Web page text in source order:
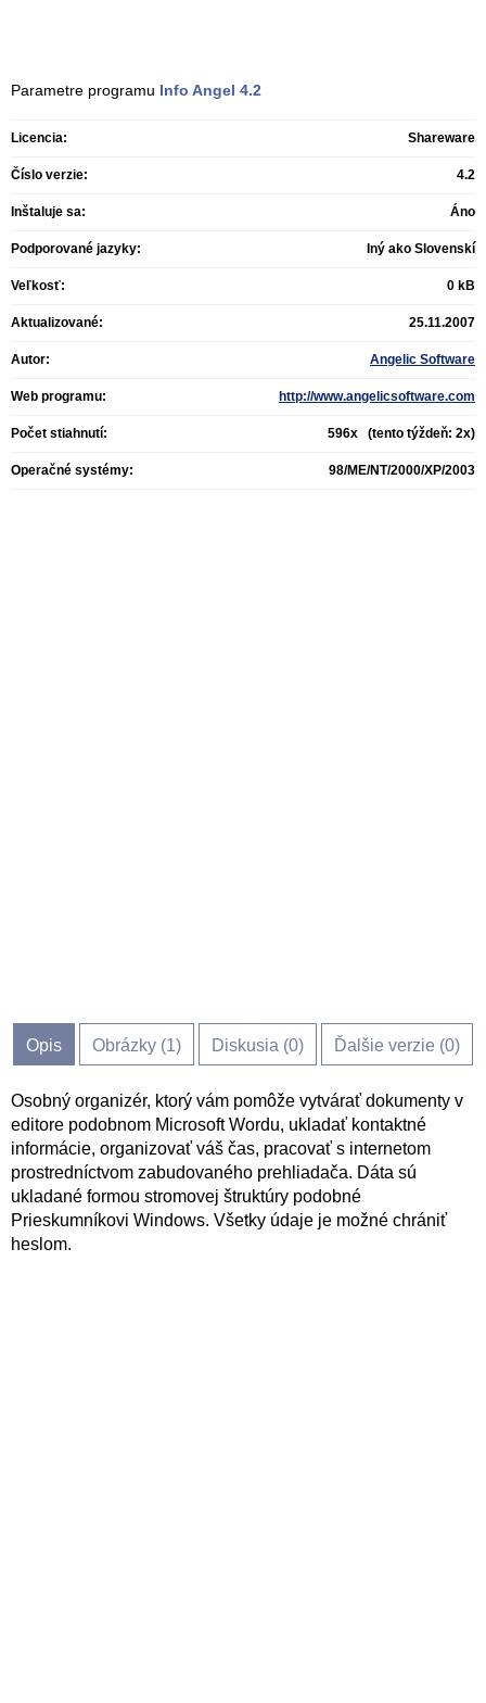
Parametre programu Info Angel 4.2
Licencia: Shareware
Číslo verzie: 4.2
Inštaluje sa: Áno
Podporované jazyky: Iný ako Slovenskí
Veľkosť: 0 kB
Aktualizované: 25.11.2007
Autor: Angelic Software
Web programu: http://www.angelicsoftware.com
Počet stiahnutí: 596x (tento týždeň: 2x)
Operačné systémy: 98/ME/NT/2000/XP/2003
Opis Obrázky (1) Diskusia (0) Ďalšie verzie (0)
Osobný organizér, ktorý vám pomôže vytvárať dokumenty v
editore podobnom Microsoft Wordu, ukladať kontaktné
informácie, organizovať váš čas, pracovať s internetom
prostredníctvom zabudovaného prehliadača. Dáta sú
ukladané formou stromovej štruktúry podobné
Prieskumníkovi Windows. Všetky údaje je možné chrániť
heslom.